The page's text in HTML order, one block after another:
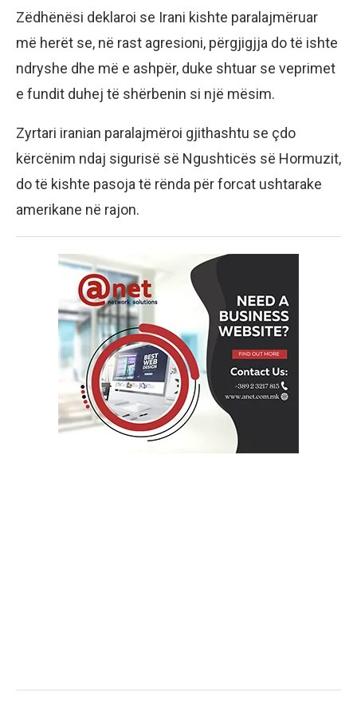
Zëdhënësi deklaroi se Irani kishte paralajmëruar
më herët se, në rast agresioni, përgjigjja do të ishte
ndryshe dhe më e ashpër, duke shtuar se veprimet
e fundit duhej të shërbenin si një mësim.
Zyrtari iranian paralajmëroi gjithashtu se çdo
kërcënim ndaj sigurisë së Ngushticës së Hormuzit,
do të kishte pasoja të rënda për forcat ushtarake
amerikane në rajon.